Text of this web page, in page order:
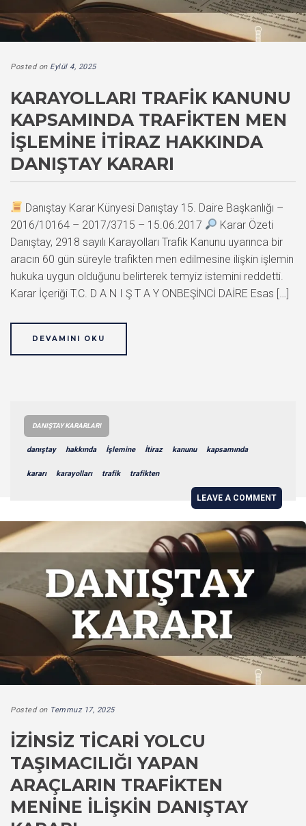
Posted on Eylül 4, 2025
KARAYOLLARI TRAFIK KANUNU
KAPSAMINDA TRAFIKTEN MEN
İŞLEMINE İTIRAZ HAKKINDA
DANIŞTAY KARARI
Danıştay Karar Künyesi Danıştay 15. Daire Başkanlığı –
2016/10164 – 2017/3715 – 15.06.2017
Karar Özeti
Danıştay, 2918 sayılı Karayolları Trafik Kanunu uyarınca bir
aracın 60 gün süreyle trafikten men edilmesine ilişkin işlemin
hukuka uygun olduğunu belirterek temyiz istemini reddetti.
Karar İçeriği T.C. D A N I Ş T A Y ONBEŞİNCİ DAİRE Esas […]
DEVAMINI OKU
DANIŞTAY KARARLARI
danıştay hakkında İşlemine İtiraz kanunu kapsamında
kararı karayolları trafik trafikten
LEAVE A COMMENT
Posted on Temmuz 17, 2025
İZINSIZ TICARI YOLCU
TAŞIMACILIĞI YAPAN
ARAÇLARIN TRAFIKTEN
MENINE İLIŞKIN DANIŞTAY